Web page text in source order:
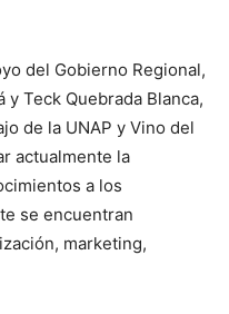
del Gobierno Regional,
y Teck Quebrada Blanca,
de la UNAP y Vino del
actualmente la
a los
se encuentran
marketing,